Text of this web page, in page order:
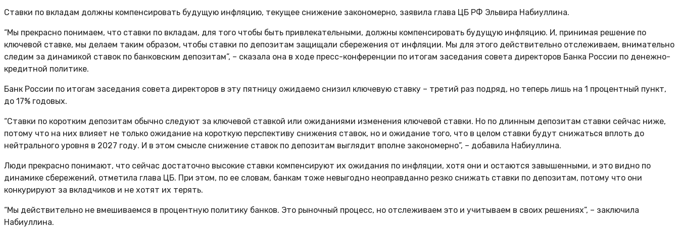
Ставки по вкладам должны компенсировать будущую инфляцию, текущее снижение закономерно, заявила глава ЦБ РФ Эльвира Набиуллина.
“Мы прекрасно понимаем, что ставки по вкладам, для того чтобы быть привлекательными, должны компенсировать будущую инфляцию. И, принимая решение по
ключевой ставке, мы делаем таким образом, чтобы ставки по депозитам защищали сбережения от инфляции. Мы для этого действительно отслеживаем, внимательно
следим за динамикой ставок по банковским депозитам”, – сказала она в ходе пресс-конференции по итогам заседания совета директоров Банка России по денежно-
кредитной политике.
Банк России по итогам заседания совета директоров в эту пятницу ожидаемо снизил ключевую ставку – третий раз подряд, но теперь лишь на 1 процентный пункт,
до 17% годовых.
“Ставки по коротким депозитам обычно следуют за ключевой ставкой или ожиданиями изменения ключевой ставки. Но по длинным депозитам ставки сейчас ниже,
потому что на них влияет не только ожидание на короткую перспективу снижения ставок, но и ожидание того, что в целом ставки будут снижаться вплоть до
нейтрального уровня в 2027 году. И в этом смысле снижение ставок по депозитам выглядит вполне закономерно”, – добавила Набиуллина.
Люди прекрасно понимают, что сейчас достаточно высокие ставки компенсируют их ожидания по инфляции, хотя они и остаются завышенными, и это видно по
динамике сбережений, отметила глава ЦБ. При этом, по ее словам, банкам тоже невыгодно неоправданно резко снижать ставки по депозитам, потому что они
конкурируют за вкладчиков и не хотят их терять.
“Мы действительно не вмешиваемся в процентную политику банков. Это рыночный процесс, но отслеживаем это и учитываем в своих решениях”, – заключила
Набиуллина.